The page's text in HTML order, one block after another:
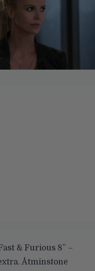
& Furious 8” –
Åtminstone